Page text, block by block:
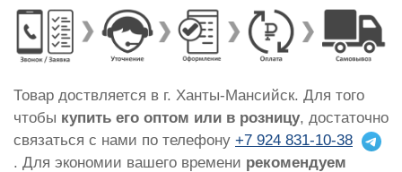
Товар доствляется в г. Ханты-Мансийск. Для того
чтобы купить его оптом или в розницу, достаточно
связаться с нами по телефону +7 924 831-10-38
. Для экономии вашего времени рекомендуем